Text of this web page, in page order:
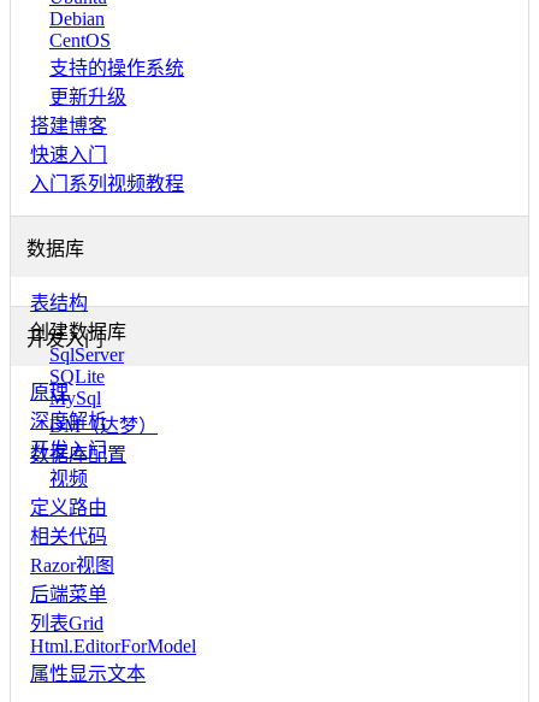
Debian
CentOS
支持的操作系统
更新升级
搭建博客
快速入门
入门系列视频教程
数据库
表结构
创建数据库
SqlServer
SQLite
MySql
DM（达梦）
数据库配置
开发入门
原理
深度解析
开发入门
视频
定义路由
相关代码
Razor视图
后端菜单
列表Grid
Html.EditorForModel
属性显示文本